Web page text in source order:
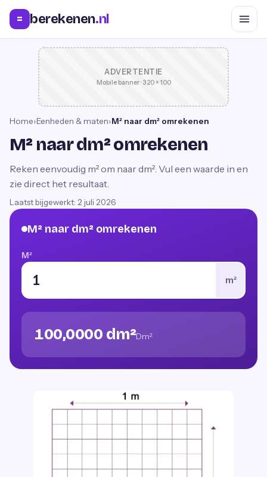
= berekenen.nl
ADVERTENTIE
Mobile banner · 320 × 100
Home›Eenheden & maten›M² naar dm² omrekenen
M² naar dm² omrekenen
Reken eenvoudig m² om naar dm². Vul een waarde in en
zie direct het resultaat.
Laatst bijgewerkt: 2 juli 2026
M² naar dm² omrekenen
M²
m²
100,0000 dm²Dm²